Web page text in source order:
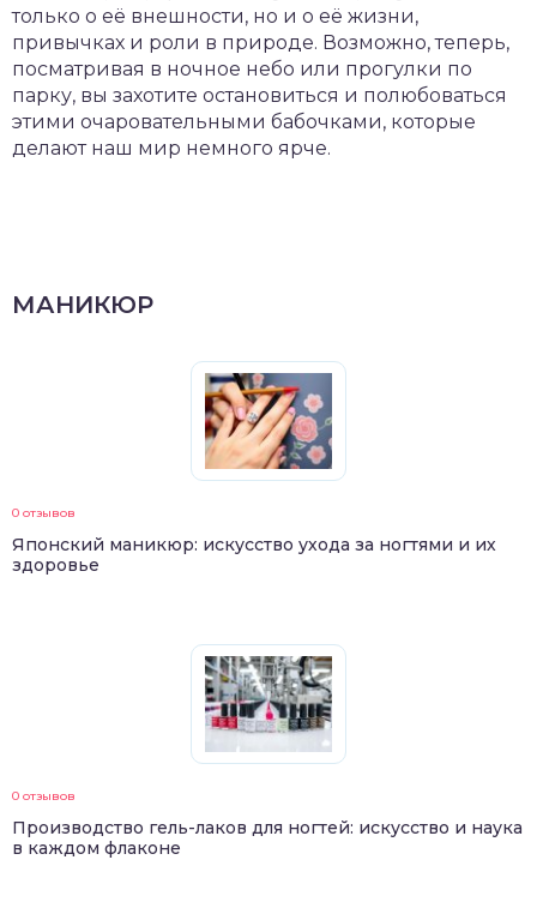
только о её внешности, но и о её жизни,
привычках и роли в природе. Возможно, теперь,
посматривая в ночное небо или прогулки по
парку, вы захотите остановиться и полюбоваться
этими очаровательными бабочками, которые
делают наш мир немного ярче.
МАНИКЮР
0 отзывов
Японский маникюр: искусство ухода за ногтями и их
здоровье
0 отзывов
Производство гель-лаков для ногтей: искусство и наука
в каждом флаконе